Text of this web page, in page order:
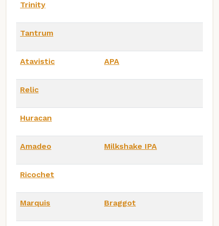
Trinity
Tantrum
Atavistic APA
Relic
Huracan
Amadeo Milkshake IPA
Ricochet
Marquis Braggot